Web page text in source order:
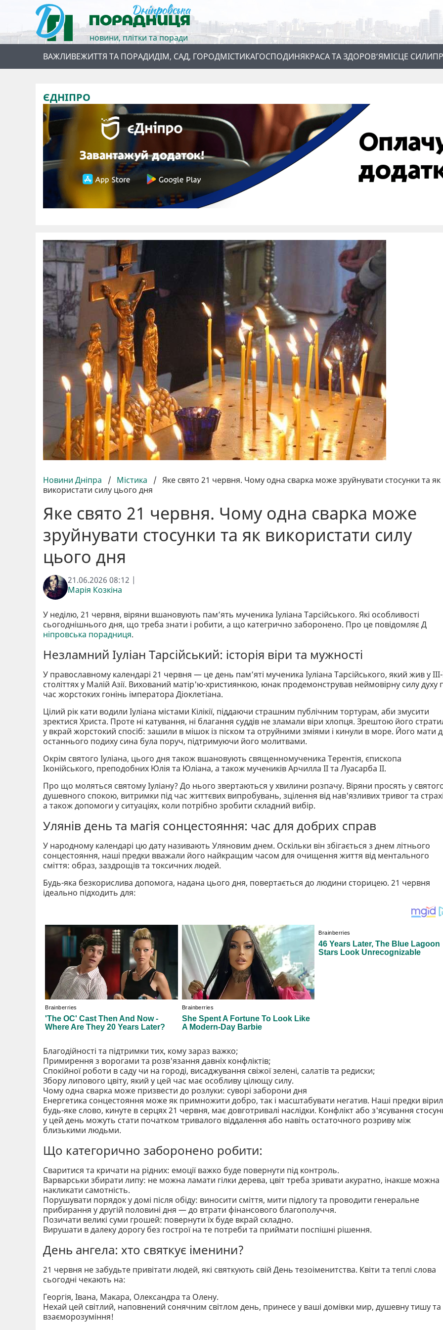
новини, плітки та поради
ВАЖЛИВЕЖИТТЯ ТА ПОРАДИДІМ, САД, ГОРОДМІСТИКАГОСПОДИНЯКРАСА ТА ЗДОРОВ’ЯМІСЦЕ СИЛИ
ЄДНІПРО
Новини Дніпра / Містика / Яке свято 21 червня. Чому одна сварка може зруйнувати стосунки та як
використати силу цього дня
Яке свято 21 червня. Чому одна сварка може
зруйнувати стосунки та як використати силу
цього дня
21.06.2026 08:12 |
Марія Козкіна
У неділю, 21 червня, віряни вшановують пам’ять мученика Іуліана Тарсійського. Які особливості
сьогоднішнього дня, що треба знати і робити, а що категрично заборонено. Про це повідомляє Д
ніпровська порадниця.
Незламний Іуліан Тарсійський: історія віри та мужності
У православному календарі 21 червня — це день пам’яті мученика Іуліана Тарсійського, який жив у
століттях у Малій Азії. Вихований матір'ю-християнкою, юнак продемонстрував неймовірну силу духу
час жорстоких гонінь імператора Діоклетіана.
Цілий рік кати водили Іуліана містами Кілікії, піддаючи страшним публічним тортурам, аби змусити
зректися Христа. Проте ні катування, ні благання суддів не зламали віри хлопця. Зрештою його
у вкрай жорстокий спосіб: зашили в мішок із піском та отруйними зміями і кинули в море. Його мати
останнього подиху сина була поруч, підтримуючи його молитвами.
Окрім святого Іуліана, цього дня також вшановують священномученика Терентія, єпископа
Іконійського, преподобних Юлія та Юліана, а також мучеників Арчилла II та Луасарба II.
Про що моляться святому Іуліану? До нього звертаються у хвилини розпачу. Віряни просять у
душевного спокою, витримки під час життєвих випробувань, зцілення від нав'язливих тривог та
а також допомоги у ситуаціях, коли потрібно зробити складний вибір.
Улянів день та магія сонцестояння: час для добрих справ
У народному календарі цю дату називають Уляновим днем. Оскільки він збігається з днем літнього
сонцестояння, наші предки вважали його найкращим часом для очищення життя від ментального
сміття: образ, заздрощів та токсичних людей.
Будь-яка безкорислива допомога, надана цього дня, повертається до людини сторицею. 21 червня
ідеально підходить для:
Благодійності та підтримки тих, кому зараз важко;
Примирення з ворогами та розв'язання давніх конфліктів;
Спокійної роботи в саду чи на городі, висаджування свіжої зелені, салатів та редиски;
Збору липового цвіту, який у цей час має особливу цілющу силу.
Чому одна сварка може призвести до розлуки: суворі заборони дня
Енергетика сонцестояння може як примножити добро, так і масштабувати негатив. Наші предки
будь-яке слово, кинуте в серцях 21 червня, має довготривалі наслідки. Конфлікт або з'ясування
у цей день можуть стати початком тривалого віддалення або навіть остаточного розриву між
близькими людьми.
Що категорично заборонено робити:
Сваритися та кричати на рідних: емоції важко буде повернути під контроль.
Варварськи збирати липу: не можна ламати гілки дерева, цвіт треба зривати акуратно, інакше можна
накликати самотність.
Порушувати порядок у домі після обіду: виносити сміття, мити підлогу та проводити генеральне
прибирання у другій половині дня — до втрати фінансового благополуччя.
Позичати великі суми грошей: повернути їх буде вкрай складно.
Вирушати в далеку дорогу без гострої на те потреби та приймати поспішні рішення.
День ангела: хто святкує іменини?
21 червня не забудьте привітати людей, які святкують свій День тезоіменитства. Квіти та теплі слова
сьогодні чекають на:
Георгія, Івана, Макара, Олександра та Олену.
Нехай цей світлий, наповнений сонячним світлом день, принесе у ваші домівки мир, душевну тишу та
взаєморозуміння!